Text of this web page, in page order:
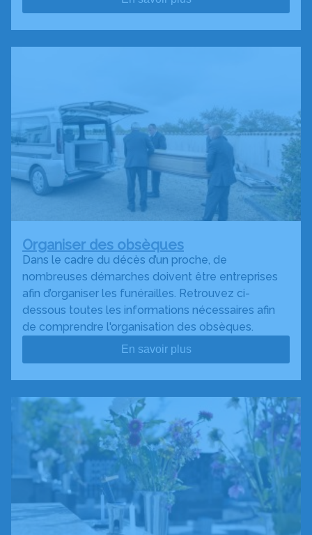
Organiser des obsèques
Dans le cadre du décès d’un proche, de
nombreuses démarches doivent être entreprises
afin d’organiser les funérailles. Retrouvez ci-
dessous toutes les informations nécessaires afin
de comprendre l'organisation des obsèques.
En savoir plus